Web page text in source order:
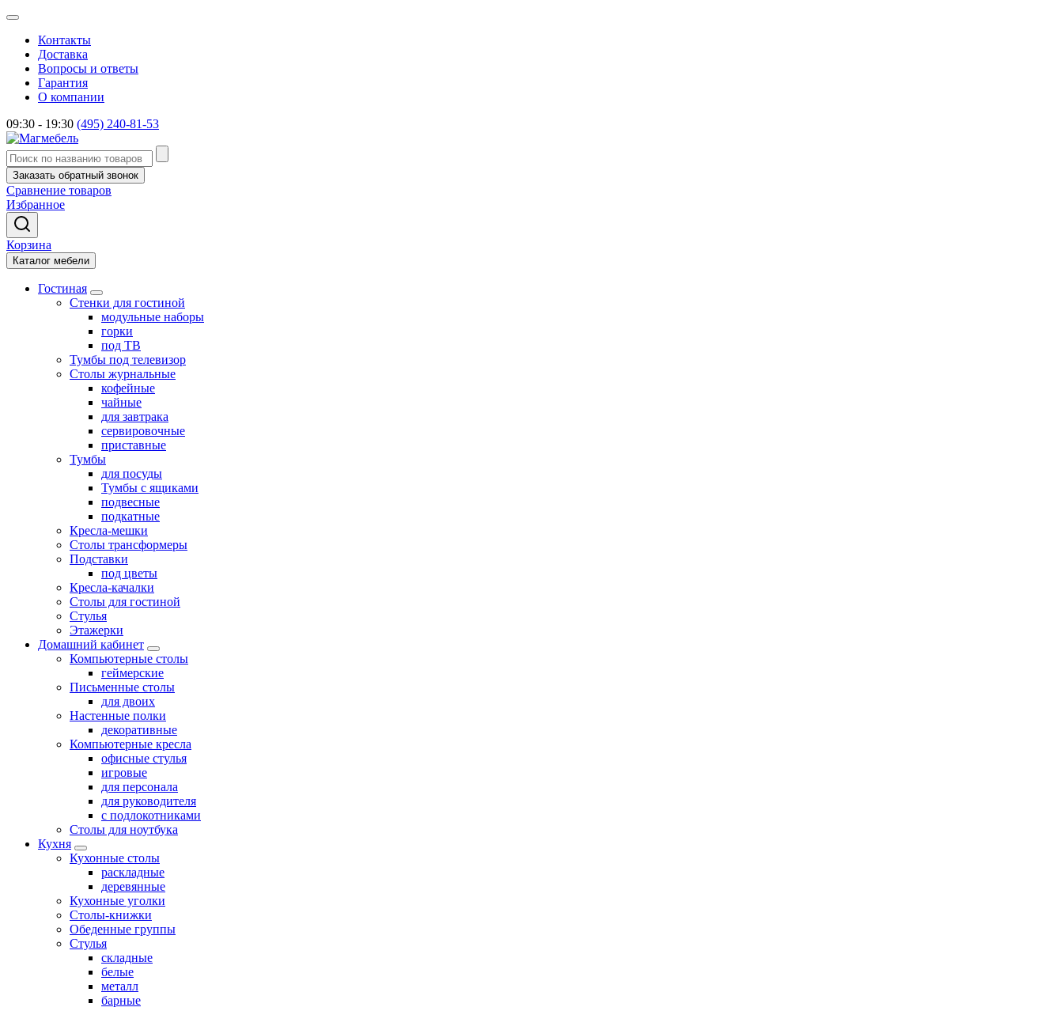
Контакты
Доставка
Вопросы и ответы
Гарантия
О компании
09:30 - 19:30 (495) 240-81-53
Заказать обратный звонок
Сравнение товаров
Избранное
Корзина
Каталог мебели
Гостиная
Стенки для гостиной
модульные наборы
горки
под ТВ
Тумбы под телевизор
Столы журнальные
кофейные
чайные
для завтрака
сервировочные
приставные
Тумбы
для посуды
Тумбы с ящиками
подвесные
подкатные
Кресла-мешки
Столы трансформеры
Подставки
под цветы
Кресла-качалки
Столы для гостиной
Стулья
Этажерки
Домашний кабинет
Компьютерные столы
геймерские
Письменные столы
для двоих
Настенные полки
декоративные
Компьютерные кресла
офисные стулья
игровые
для персонала
для руководителя
с подлокотниками
Столы для ноутбука
Кухня
Кухонные столы
раскладные
деревянные
Кухонные уголки
Столы-книжки
Обеденные группы
Стулья
складные
белые
металл
барные